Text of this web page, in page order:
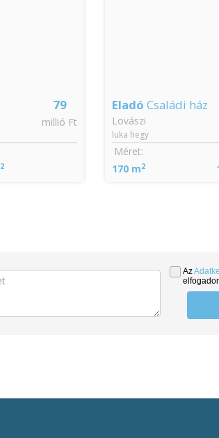
79
millió Ft
2
Eladó Családi ház
Lovászi
luka hegy
Méret:
170 m2
Az